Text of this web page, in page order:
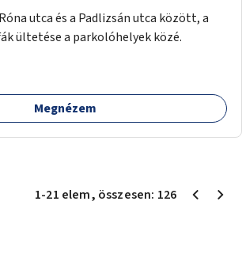
utca és a Padlizsán utca között, a
ültetése a parkolóhelyek közé.
Megnézem
1-21 elem, összesen: 126